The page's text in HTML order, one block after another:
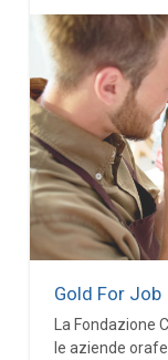
Gold For Job
La
le aziende